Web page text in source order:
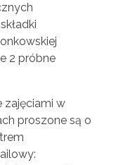
2 próbne
zajęciami w
proszone są o